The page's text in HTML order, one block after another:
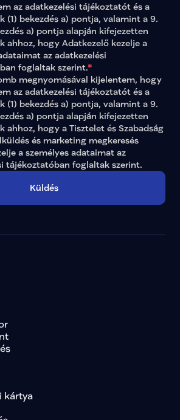
az adatkezelési tájékoztatót és a
(1) bekezdés a) pontja, valamint a 9.
a) pontja alapján kifejezetten
ahhoz, hogy Adatkezelő kezelje a
az adatkezelési
foglaltak szerint.*
megnyomásával kijelentem, hogy
az adatkezelési tájékoztatót és a
(1) bekezdés a) pontja, valamint a 9.
a) pontja alapján kifejezetten
ahhoz, hogy a Tisztelet és Szabadság
és marketing megkeresés
tájékoztatóban foglaltak szerint.
Küldés
kártya